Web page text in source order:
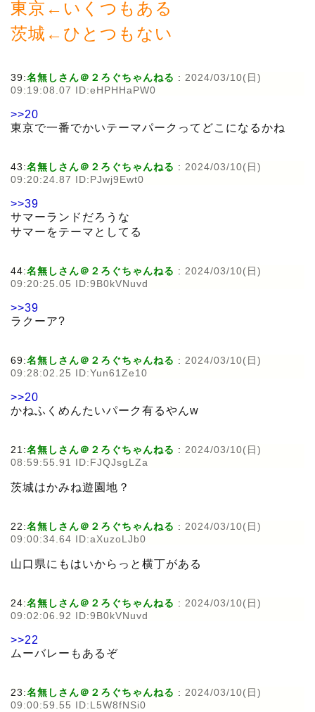
東京←いくつもある
茨城←ひとつもない
39:名無しさん＠２ろぐちゃんねる : 2024/03/10(日)
09:19:08.07 ID:eHPHHaPW0
>>20
東京で一番でかいテーマパークってどこになるかね
43:名無しさん＠２ろぐちゃんねる : 2024/03/10(日)
09:20:24.87 ID:PJwj9Ewt0
>>39
サマーランドだろうな
サマーをテーマとしてる
44:名無しさん＠２ろぐちゃんねる : 2024/03/10(日)
09:20:25.05 ID:9B0kVNuvd
>>39
ラクーア?
69:名無しさん＠２ろぐちゃんねる : 2024/03/10(日)
09:28:02.25 ID:Yun61Ze10
>>20
かねふくめんたいパーク有るやんw
21:名無しさん＠２ろぐちゃんねる : 2024/03/10(日)
08:59:55.91 ID:FJQJsgLZa
茨城はかみね遊園地？
22:名無しさん＠２ろぐちゃんねる : 2024/03/10(日)
09:00:34.64 ID:aXuzoLJb0
山口県にもはいからっと横丁がある
24:名無しさん＠２ろぐちゃんねる : 2024/03/10(日)
09:02:06.92 ID:9B0kVNuvd
>>22
ムーバレーもあるぞ
23:名無しさん＠２ろぐちゃんねる : 2024/03/10(日)
09:00:59.55 ID:L5W8fNSi0